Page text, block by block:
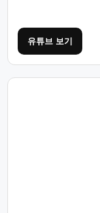
유튜브 보기